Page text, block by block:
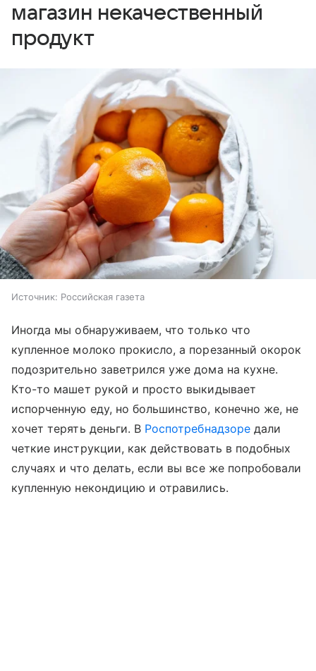
магазин некачественный
продукт
Источник: Российская газета
Иногда мы обнаруживаем, что только что
купленное молоко прокисло, а порезанный окорок
подозрительно заветрился уже дома на кухне.
Кто-то машет рукой и просто выкидывает
испорченную еду, но большинство, конечно же, не
хочет терять деньги. В Роспотребнадзоредали
четкие инструкции, как действовать в подобных
случаях и что делать, если вы все же попробовали
купленную некондицию и отравились.